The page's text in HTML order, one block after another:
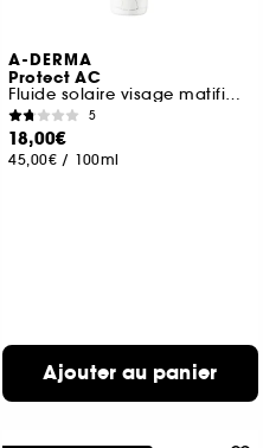
A-DERMA
Protect AC
Fluide solaire visage matifiant SPF50+
5
18,00€
45,00€ / 100ml
Ajouter au panier